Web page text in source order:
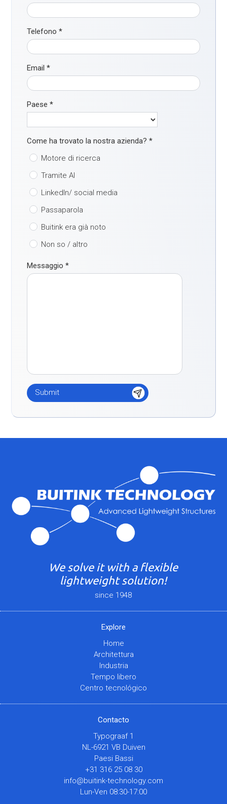
Telefono*
Email*
Paese*
Come ha trovato la nostra azienda?*
Motore di ricerca
Tramite AI
LinkedIn/ social media
Passaparola
Buitink era già noto
Non so / altro
Messaggio*
We solve it with a flexible
lightweight solution!
since 1948
Explore
Home
Architettura
Industria
Tempo libero
Centro tecnológico
Contacto
Typograaf 1
NL-6921 VB Duiven
Paesi Bassi
+31 316 25 08 30
info@buitink-technology.com
Lun-Ven 08:30-17:00